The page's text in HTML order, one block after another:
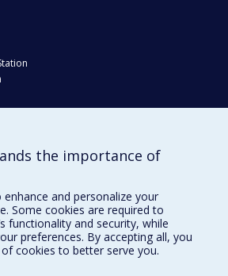
the importance of
and personalize your
Some cookies are required to
functionality and security, while
preferences. By accepting all, you
cookies to better serve you.